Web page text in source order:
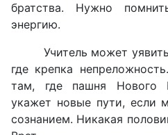
братства. Нужно
энергию.
Учитель может
где крепка
там, где пашня Нового
укажет новые пути, если
сознанием. Никакая